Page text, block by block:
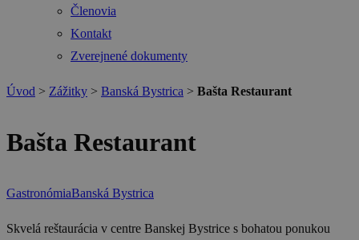
Členovia
Kontakt
Zverejnené dokumenty
Úvod > Zážitky > Banská Bystrica > Bašta Restaurant
Bašta Restaurant
GastronómiaBanská Bystrica
Skvelá reštaurácia v centre Banskej Bystrice s bohatou ponukou